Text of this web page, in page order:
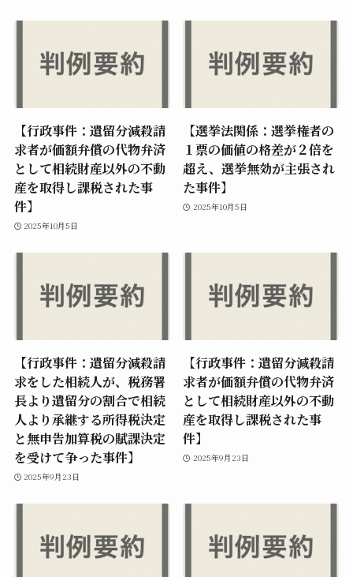
【行政事件：遺留分減殺請
求者が価額弁償の代物弁済
として相続財産以外の不動
産を取得し課税された事
件】
2025年10月5日
【選挙法関係：選挙権者の
１票の価値の格差が２倍を
超え、選挙無効が主張され
た事件】
2025年10月5日
【行政事件：遺留分減殺請
求をした相続人が、税務署
長より遺留分の割合で相続
人より承継する所得税決定
と無申告加算税の賦課決定
を受けて争った事件】
2025年9月23日
【行政事件：遺留分減殺請
求者が価額弁償の代物弁済
として相続財産以外の不動
産を取得し課税された事
件】
2025年9月23日